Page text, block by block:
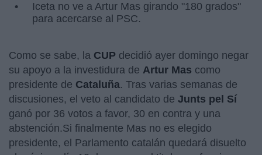
Iceta no ve a Artur Mas girando "180 grados"
para acercarse al PSC.
Como se sabe, la CUP decidió ayer domingo negar
su apoyo a la investidura de Artur Mas como
presidente de Cataluña. Tras varias semanas de
discusiones, el veto al candidato de Junts pel Sí
ganó por 36 votos a favor, 30 en contra y una
abstención.Si finalmente Mas no es elegido
presidente, el Parlamento catalán quedará disuelto